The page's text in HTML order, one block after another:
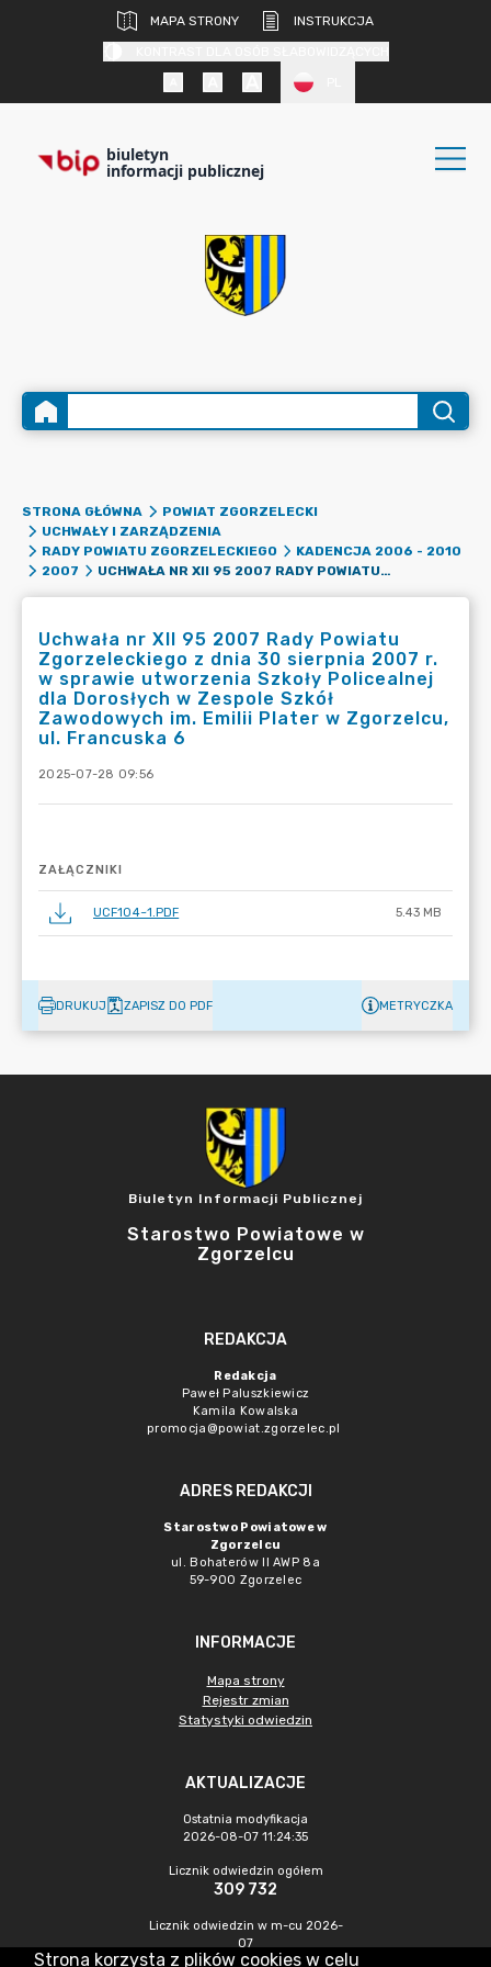
MAPA STRONY
INSTRUKCJA
biuletyn
informacji publicznej
STRONA GŁÓWNA
POWIAT ZGORZELECKI
UCHWAŁY I ZARZĄDZENIA
RADY POWIATU ZGORZELECKIEGO
KADENCJA 2006 - 2010
2007
UCHWAŁA NR XII 95 2007 RADY POWIATU ZGORZELECKIEGO Z DNIA 30 SIERPNIA 2007 R. W SPRAWIE UTWORZENIA SZKOŁY POLICEALNEJ DLA DOROSŁYCH W ZESPOLE SZKÓŁ ZAWODOWYCH IM. EMILII PLATER W ZGORZELCU, UL. FRANCUSKA 6
Uchwała nr XII 95 2007 Rady Powiatu
Zgorzeleckiego z dnia 30 sierpnia 2007 r.
w sprawie utworzenia Szkoły Policealnej
dla Dorosłych w Zespole Szkół
Zawodowych im. Emilii Plater w Zgorzelcu,
ul. Francuska 6
2025-07-28 09:56
ZAŁĄCZNIKI
UCF104~1.PDF 5.43 MB
DRUKUJ ZAPISZ DO PDF METRYCZKA
Biuletyn Informacji Publicznej
Starostwo Powiatowe w
Zgorzelcu
REDAKCJA
Redakcja
Paweł Paluszkiewicz
Kamila Kowalska
promocja@powiat.zgorzelec.pl
ADRES REDAKCJI
Starostwo Powiatowe w
Zgorzelcu
ul. Bohaterów II AWP 8a
59-900 Zgorzelec
INFORMACJE
Mapa strony
Rejestr zmian
Statystyki odwiedzin
AKTUALIZACJE
Ostatnia modyfikacja
2026-08-07 11:24:35
Licznik odwiedzin ogółem
309 732
Licznik odwiedzin w m-cu 2026-
07
430
Strona korzysta z plików cookies w celu